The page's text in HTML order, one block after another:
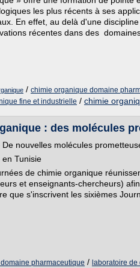
les plus récents à ses
En effet, au delà d'une
récentes dans des domaines
/ chimie organique domaine
fine et industrielle / chimie
: des molécules
nouvelles molécules
Tunisie
de chimie organique
et enseignants-chercheurs)
que s'inscrivent les sixièmes
pharmaceutique / laboratoire